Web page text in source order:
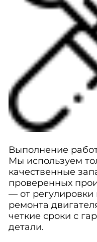
Выполнение
Мы используем
качественные
проверенных
— от регулировки
ремонта
четкие сроки с
детали.